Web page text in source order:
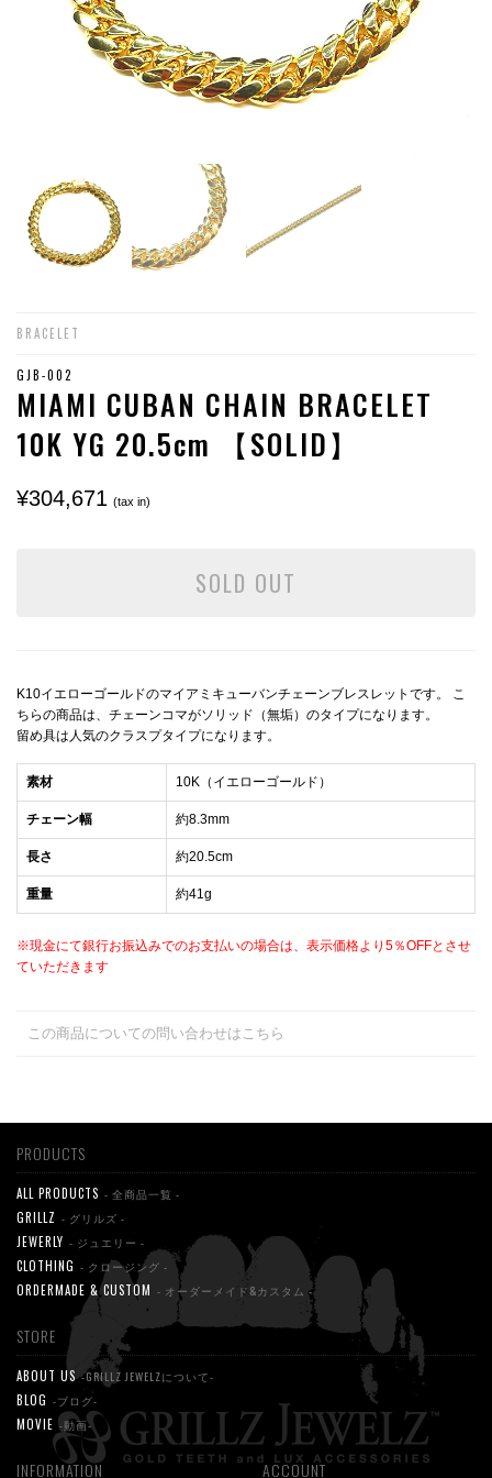
BRACELET
GJB-002
MIAMI CUBAN CHAIN BRACELET
10K YG 20.5cm 【SOLID】
¥304,671 (tax in)
SOLD OUT
K10イエローゴールドのマイアミキューバンチェーンブレスレットです。 こ
ちらの商品は、チェーンコマがソリッド（無垢）のタイプになります。
留め具は人気のクラスプタイプになります。
素材 10K（イエローゴールド）
チェーン幅 約8.3mm
長さ 約20.5cm
重量 約41g
※現金にて銀行お振込みでのお支払いの場合は、表示価格より5％OFFとさせ
ていただきます
この商品についての問い合わせはこちら
PRODUCTS
ALL PRODUCTS - 全商品一覧 -
GRILLZ - グリルズ -
JEWERLY - ジュエリー -
CLOTHING - クロージング -
ORDERMADE & CUSTOM - オーダーメイド&カスタム -
STORE
ABOUT US -GRILLZ JEWELZについて-
BLOG -ブログ-
MOVIE -動画-
INFORMATION ACCOUNT